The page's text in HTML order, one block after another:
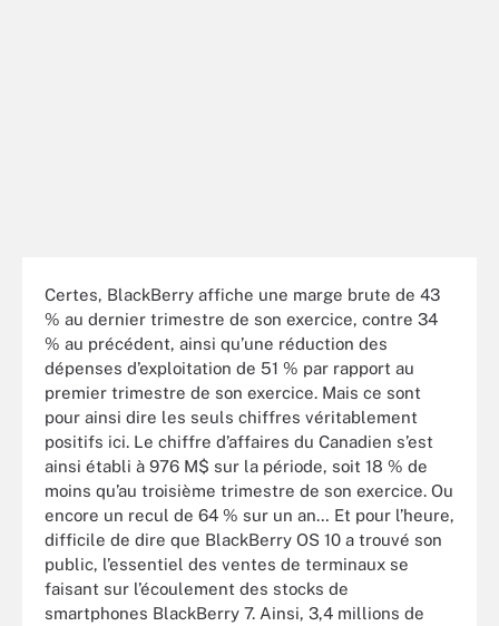
Certes, BlackBerry affiche une marge brute de 43
% au dernier trimestre de son exercice, contre 34
% au précédent, ainsi qu’une réduction des
dépenses d’exploitation de 51 % par rapport au
premier trimestre de son exercice. Mais ce sont
pour ainsi dire les seuls chiffres véritablement
positifs ici. Le chiffre d’affaires du Canadien s’est
ainsi établi à 976 M$ sur la période, soit 18 % de
moins qu’au troisième trimestre de son exercice. Ou
encore un recul de 64 % sur un an… Et pour l’heure,
difficile de dire que BlackBerry OS 10 a trouvé son
public, l’essentiel des ventes de terminaux se
faisant sur l’écoulement des stocks de
smartphones BlackBerry 7. Ainsi, 3,4 millions de